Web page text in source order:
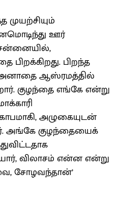
ஊர்
பிறக்கிறது. பிறந்த
ஆஸ்ரமத்தில்
குழந்தை எங்கே என்று
அழுகையுடன்
அங்கே குழந்தையைக்
விலாசம் என்ன என்று
சோழவந்தான்’